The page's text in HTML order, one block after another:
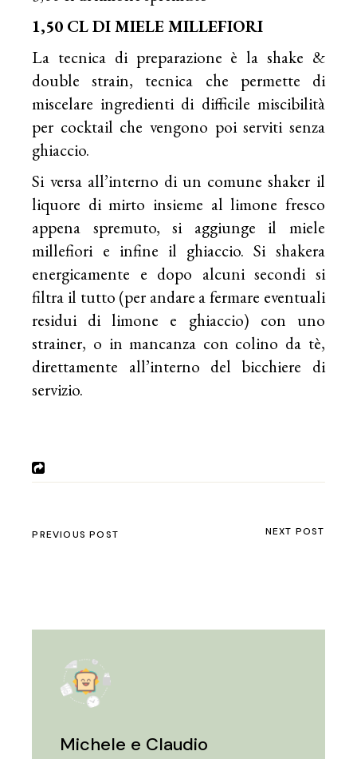
1,50 CL DI MIELE MILLEFIORI
La tecnica di preparazione è la shake &
double strain, tecnica che permette di
miscelare ingredienti di difficile miscibilità
per cocktail che vengono poi serviti senza
ghiaccio.
Si versa all’interno di un comune shaker il
liquore di mirto insieme al limone fresco
appena spremuto, si aggiunge il miele
millefiori e infine il ghiaccio. Si shakera
energicamente e dopo alcuni secondi si
filtra il tutto (per andare a fermare eventuali
residui di limone e ghiaccio) con uno
strainer, o in mancanza con colino da tè,
direttamente all’interno del bicchiere di
servizio.
PREVIOUS POST NEXT POST
Michele e Claudio